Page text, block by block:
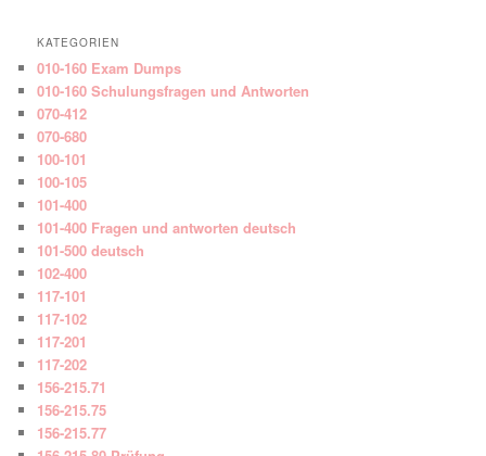
KATEGORIEN
010-160 Exam Dumps
010-160 Schulungsfragen und Antworten
070-412
070-680
100-101
100-105
101-400
101-400 Fragen und antworten deutsch
101-500 deutsch
102-400
117-101
117-102
117-201
117-202
156-215.71
156-215.75
156-215.77